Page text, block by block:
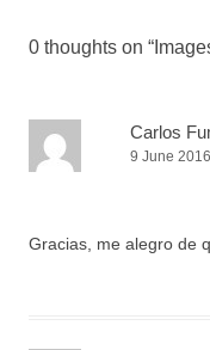
0 thoughts on “
Carlos
9 June
Gracias, me alegro de